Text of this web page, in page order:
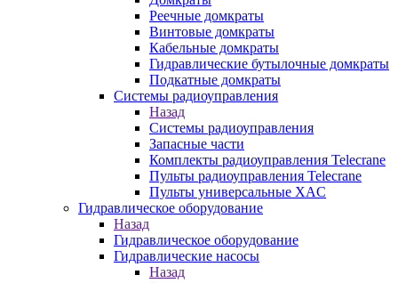
Реечные домкраты
Винтовые домкраты
Кабельные домкраты
Гидравлические бутылочные домкраты
Подкатные домкраты
Системы радиоуправления
Назад
Системы радиоуправления
Запасные части
Комплекты радиоуправления Telecrane
Пульты радиоуправления Telecrane
Пульты универсальные XAC
Гидравлическое оборудование
Назад
Гидравлическое оборудование
Гидравлические насосы
Назад